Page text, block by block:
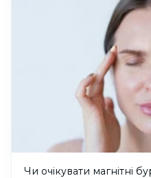
Чи очікувати магнітні